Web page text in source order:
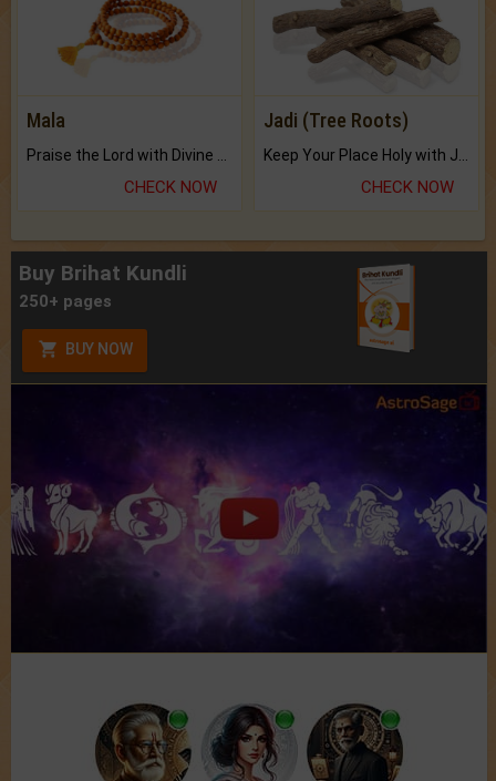
Mala
CHECK NOW
Jadi (Tree Roots)
CHECK NOW
Buy Brihat Kundli
250+ pages
BUY NOW